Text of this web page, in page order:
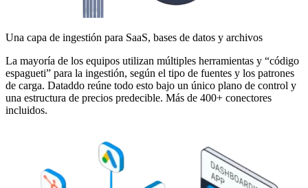
Una capa de ingestión para SaaS, bases de datos y archivos
La mayoría de los equipos utilizan múltiples herramientas y “código
espagueti” para la ingestión, según el tipo de fuentes y los patrones
de carga. Dataddo reúne todo esto bajo un único plano de control y
una estructura de precios predecible. Más de 400+ conectores
incluidos.